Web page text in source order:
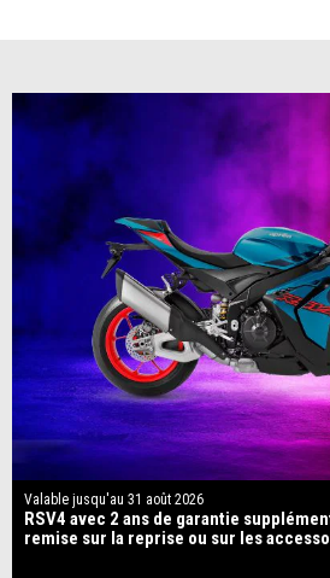
Valable jusqu'au 31 août 2026
RSV4 avec 2 ans de garantie
remise sur la reprise ou sur les